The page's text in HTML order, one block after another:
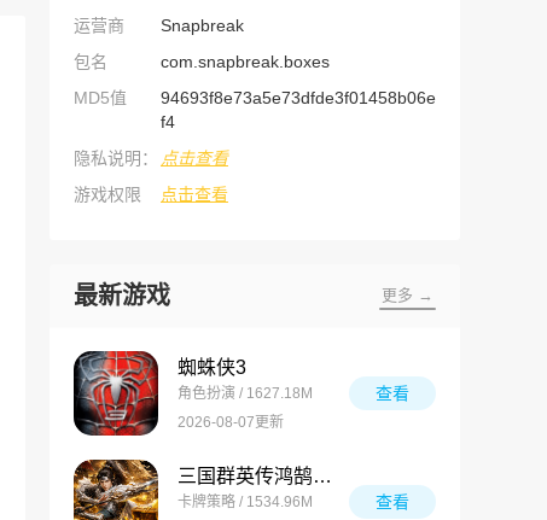
运营商
Snapbreak
包名
com.snapbreak.boxes
MD5值
94693f8e73a5e73dfde3f01458b06e
f4
隐私说明：
点击查看
游戏权限
点击查看
最新游戏 更多 →
蜘蛛侠3
角色扮演 / 1627.18M
2026-08-07更新
查看
三国群英传鸿鹄霸业最新版
卡牌策略 / 1534.96M
查看